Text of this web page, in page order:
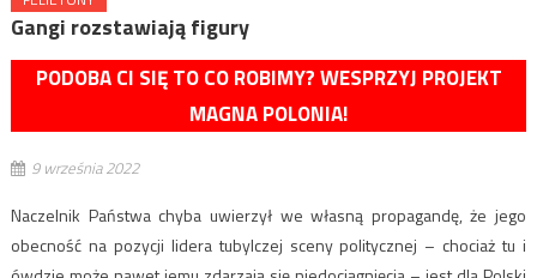
Gangi rozstawiają figury
PODOBA CI SIĘ TO CO ROBIMY? WESPRZYJ PROJEKT
MAGNA POLONIA!
9 września 2022
Naczelnik Państwa chyba uwierzył we własną propagandę, że jego
obecność na pozycji lidera tubylczej sceny politycznej – chociaż tu i